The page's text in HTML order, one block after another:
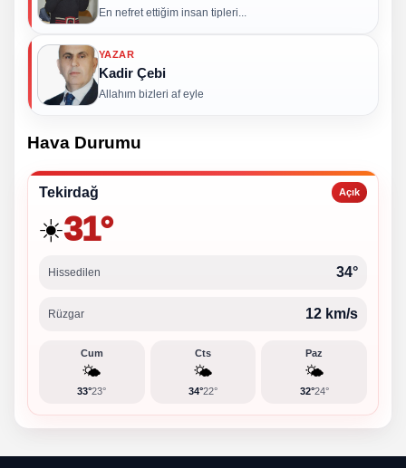
En nefret ettiğim insan tipleri...
YAZAR
Kadir Çebi
Allahım bizleri af eyle
Hava Durumu
Tekirdağ Açık
☀️31°
Hissedilen 34°
Rüzgar 12 km/s
Cum
🌤️
33°23°
Cts
🌤️
34°22°
Paz
🌤️
32°24°